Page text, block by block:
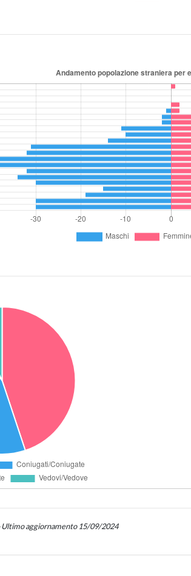
Ultimo aggiornamento 15/09/2024